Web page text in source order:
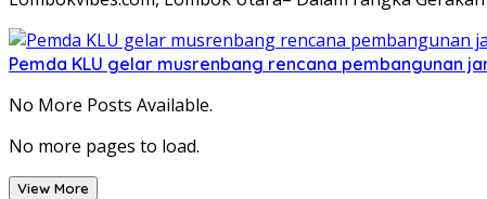
Pemda KLU gelar musrenbang rencana pembangunan
No More Posts Available.
No more pages to load.
View More